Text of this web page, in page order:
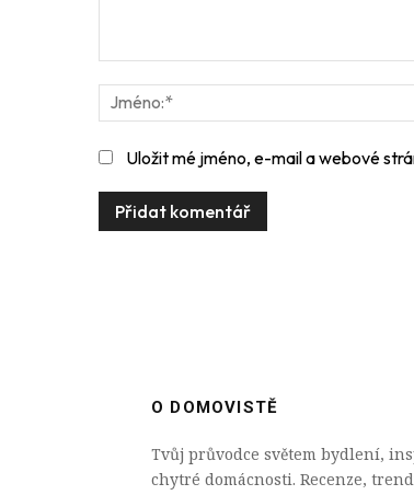
Uložit mé jméno, e-mail a webové
O DOMOVISTĚ
Tvůj průvodce světem bydlení,
chytré domácnosti. Recenze,